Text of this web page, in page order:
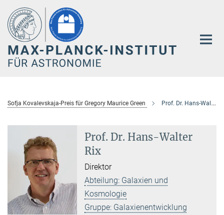
Hauptinhalt
Sofja Kovalevskaja-Preis für Gregory Maurice Green Prof. Dr. Hans-Walter Rix
Prof. Dr. Hans-Walter
Rix
Direktor
Abteilung: Galaxien und
Kosmologie
Gruppe: Galaxienentwicklung